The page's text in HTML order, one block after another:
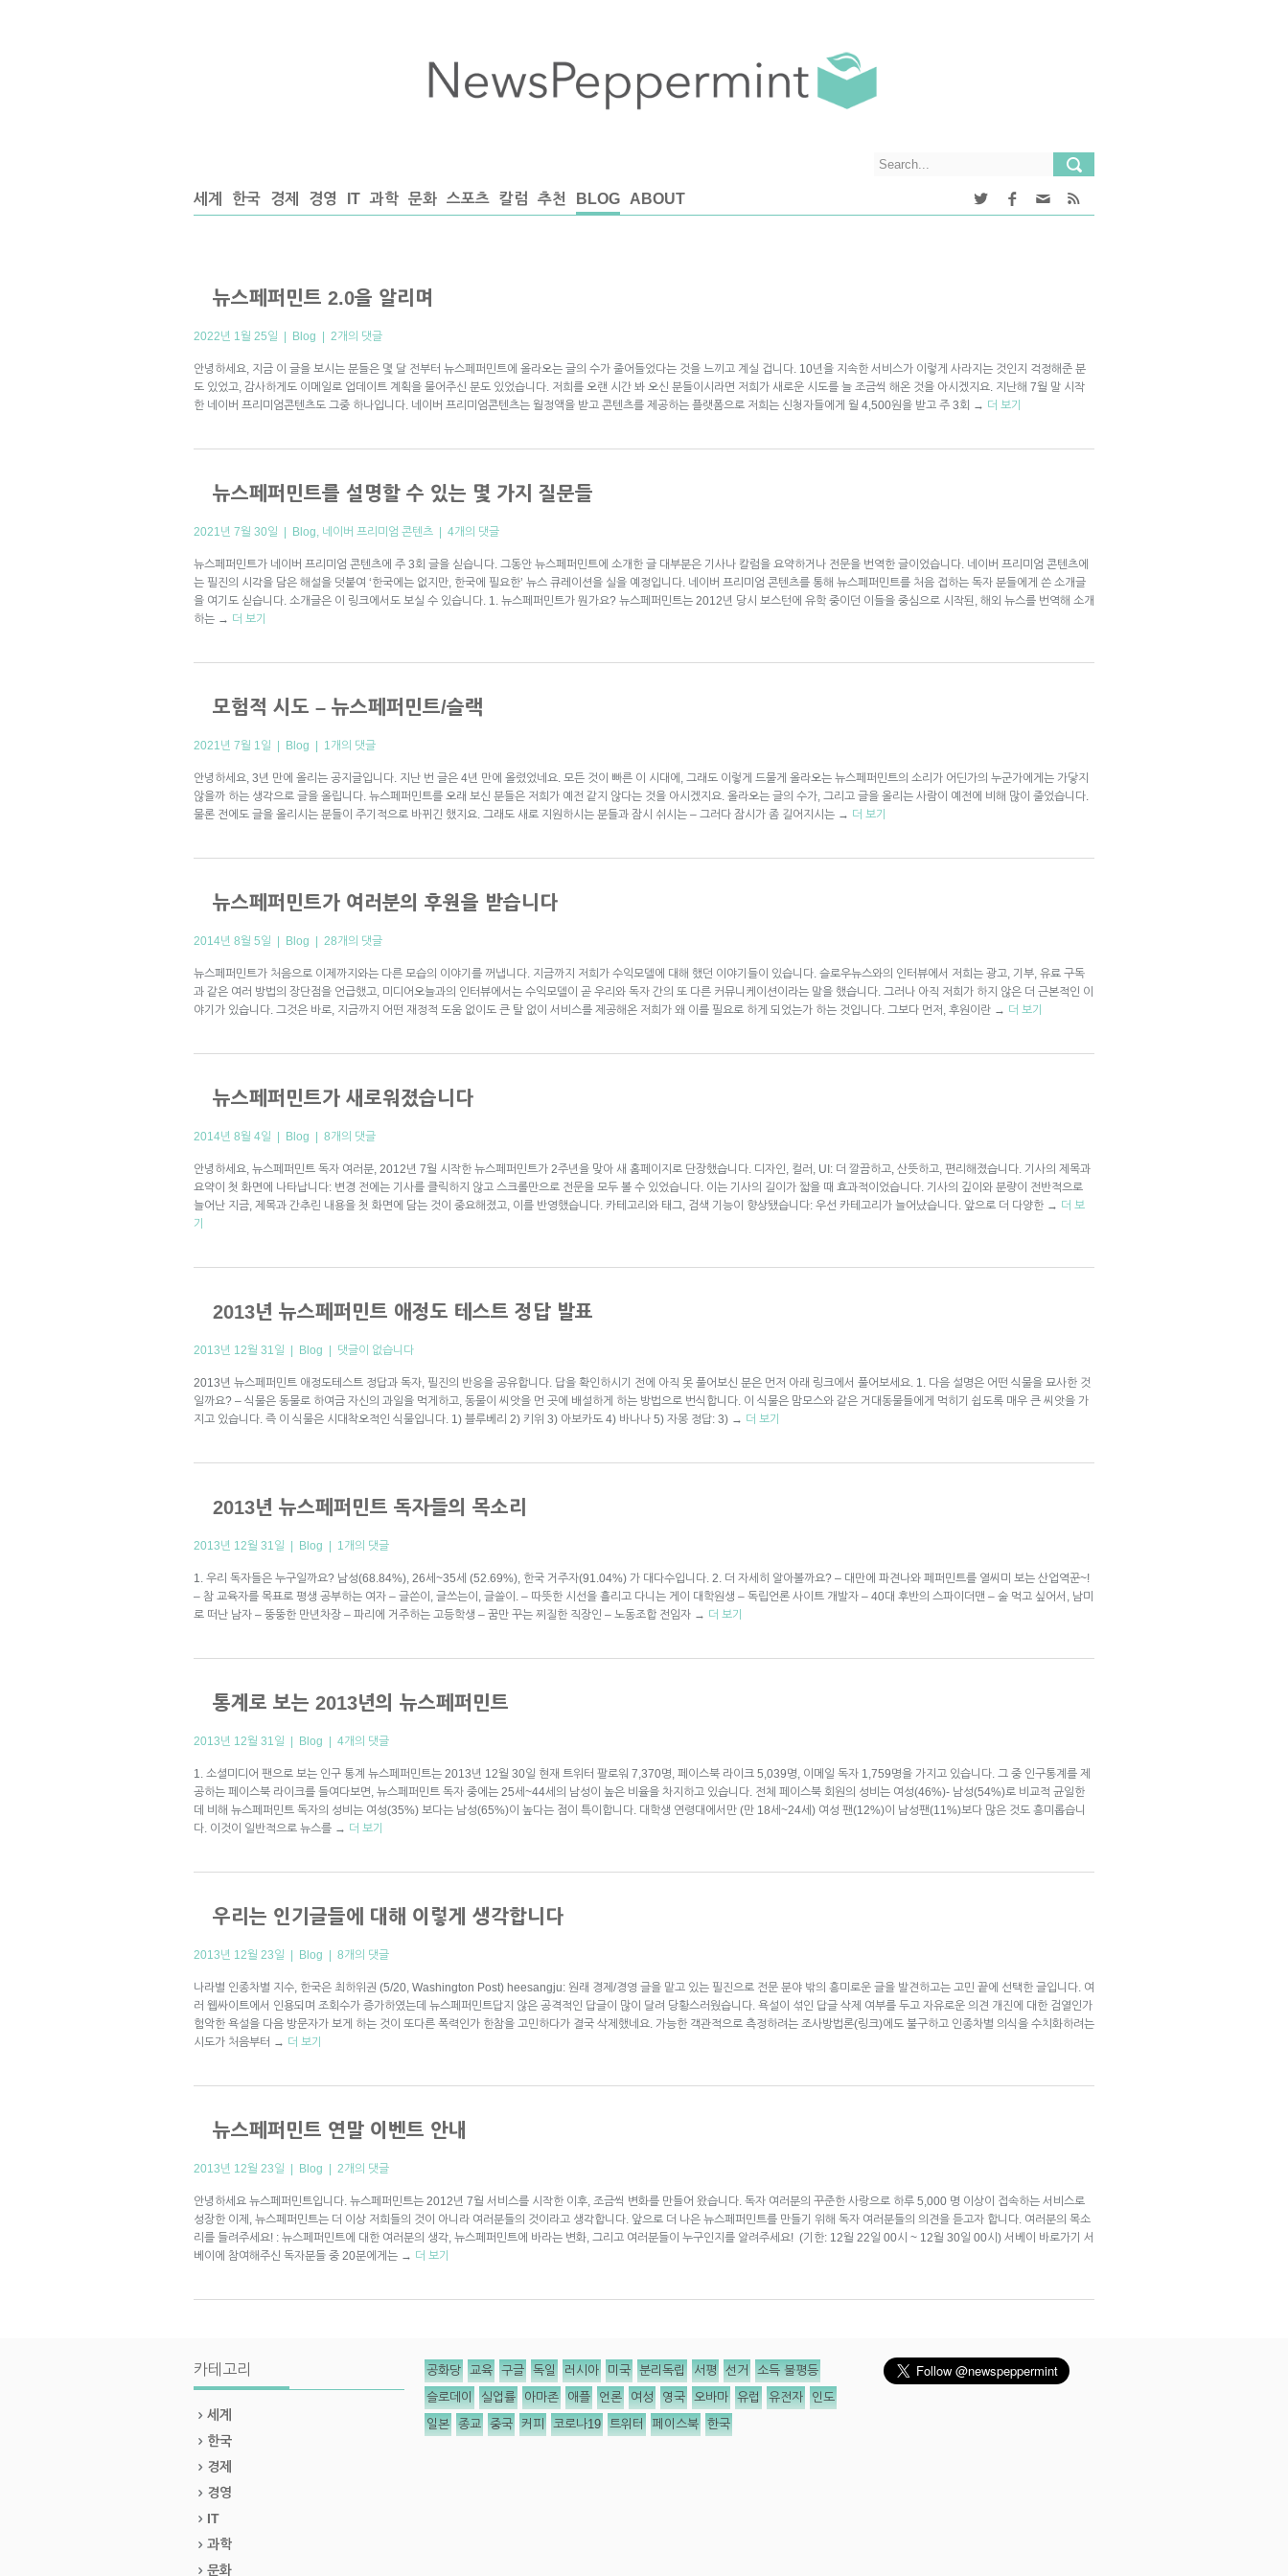
세계 한국 경제 경영 IT 과학 문화 스포츠 칼럼 추천 BLOG ABOUT
뉴스페퍼민트 2.0을 알리며
2022년 1월 25일 | Blog | 2개의 댓글
안녕하세요, 지금 이 글을 보시는 분들은 몇 달 전부터 뉴스페퍼민트에 올라오는 글의 수가 줄어들었다는 것을 느끼고 계실 겁니다. 10년을 지속한 서비스가 이렇게 사라지는 것인지 걱정해준 분
도 있었고, 감사하게도 이메일로 업데이트 계획을 물어주신 분도 있었습니다. 저희를 오랜 시간 봐 오신 분들이시라면 저희가 새로운 시도를 늘 조금씩 해온 것을 아시겠지요. 지난해 7월 말 시작
한 네이버 프리미엄콘텐츠도 그중 하나입니다. 네이버 프리미엄콘텐츠는 월정액을 받고 콘텐츠를 제공하는 플랫폼으로 저희는 신청자들에게 월 4,500원을 받고 주 3회 → 더 보기
뉴스페퍼민트를 설명할 수 있는 몇 가지 질문들
2021년 7월 30일 | Blog, 네이버 프리미엄 콘텐츠 | 4개의 댓글
뉴스페퍼민트가 네이버 프리미엄 콘텐츠에 주 3회 글을 싣습니다. 그동안 뉴스페퍼민트에 소개한 글 대부분은 기사나 칼럼을 요약하거나 전문을 번역한 글이었습니다. 네이버 프리미엄 콘텐츠에
는 필진의 시각을 담은 해설을 덧붙여 ‘한국에는 없지만, 한국에 필요한’ 뉴스 큐레이션을 실을 예정입니다. 네이버 프리미엄 콘텐츠를 통해 뉴스페퍼민트를 처음 접하는 독자 분들에게 쓴 소개글
을 여기도 싣습니다. 소개글은 이 링크에서도 보실 수 있습니다. 1. 뉴스페퍼민트가 뭔가요? 뉴스페퍼민트는 2012년 당시 보스턴에 유학 중이던 이들을 중심으로 시작된, 해외 뉴스를 번역해 소개
하는 → 더 보기
모험적 시도 – 뉴스페퍼민트/슬랙
2021년 7월 1일 | Blog | 1개의 댓글
안녕하세요, 3년 만에 올리는 공지글입니다. 지난 번 글은 4년 만에 올렸었네요. 모든 것이 빠른 이 시대에, 그래도 이렇게 드물게 올라오는 뉴스페퍼민트의 소리가 어딘가의 누군가에게는 가닿지
않을까 하는 생각으로 글을 올립니다. 뉴스페퍼민트를 오래 보신 분들은 저희가 예전 같지 않다는 것을 아시겠지요. 올라오는 글의 수가, 그리고 글을 올리는 사람이 예전에 비해 많이 줄었습니다.
물론 전에도 글을 올리시는 분들이 주기적으로 바뀌긴 했지요. 그래도 새로 지원하시는 분들과 잠시 쉬시는 – 그러다 잠시가 좀 길어지시는 → 더 보기
뉴스페퍼민트가 여러분의 후원을 받습니다
2014년 8월 5일 | Blog | 28개의 댓글
뉴스페퍼민트가 처음으로 이제까지와는 다른 모습의 이야기를 꺼냅니다. 지금까지 저희가 수익모델에 대해 했던 이야기들이 있습니다. 슬로우뉴스와의 인터뷰에서 저희는 광고, 기부, 유료 구독
과 같은 여러 방법의 장단점을 언급했고, 미디어오늘과의 인터뷰에서는 수익모델이 곧 우리와 독자 간의 또 다른 커뮤니케이션이라는 말을 했습니다. 그러나 아직 저희가 하지 않은 더 근본적인 이
야기가 있습니다. 그것은 바로, 지금까지 어떤 재정적 도움 없이도 큰 탈 없이 서비스를 제공해온 저희가 왜 이를 필요로 하게 되었는가 하는 것입니다. 그보다 먼저, 후원이란 → 더 보기
뉴스페퍼민트가 새로워졌습니다
2014년 8월 4일 | Blog | 8개의 댓글
안녕하세요, 뉴스페퍼민트 독자 여러분, 2012년 7월 시작한 뉴스페퍼민트가 2주년을 맞아 새 홈페이지로 단장했습니다. 디자인, 컬러, UI: 더 깔끔하고, 산뜻하고, 편리해졌습니다. 기사의 제목과
요약이 첫 화면에 나타납니다: 변경 전에는 기사를 클릭하지 않고 스크롤만으로 전문을 모두 볼 수 있었습니다. 이는 기사의 길이가 짧을 때 효과적이었습니다. 기사의 깊이와 분량이 전반적으로
늘어난 지금, 제목과 간추린 내용을 첫 화면에 담는 것이 중요해졌고, 이를 반영했습니다. 카테고리와 태그, 검색 기능이 향상됐습니다: 우선 카테고리가 늘어났습니다. 앞으로 더 다양한 → 더 보
기
2013년 뉴스페퍼민트 애정도 테스트 정답 발표
2013년 12월 31일 | Blog | 댓글이 없습니다
2013년 뉴스페퍼민트 애정도테스트 정답과 독자, 필진의 반응을 공유합니다. 답을 확인하시기 전에 아직 못 풀어보신 분은 먼저 아래 링크에서 풀어보세요. 1. 다음 설명은 어떤 식물을 묘사한 것
일까요? – 식물은 동물로 하여금 자신의 과일을 먹게하고, 동물이 씨앗을 먼 곳에 배설하게 하는 방법으로 번식합니다. 이 식물은 맘모스와 같은 거대동물들에게 먹히기 쉽도록 매우 큰 씨앗을 가
지고 있습니다. 즉 이 식물은 시대착오적인 식물입니다. 1) 블루베리 2) 키위 3) 아보카도 4) 바나나 5) 자몽 정답: 3) → 더 보기
2013년 뉴스페퍼민트 독자들의 목소리
2013년 12월 31일 | Blog | 1개의 댓글
1. 우리 독자들은 누구일까요? 남성(68.84%), 26세~35세 (52.69%), 한국 거주자(91.04%) 가 대다수입니다. 2. 더 자세히 알아볼까요? – 대만에 파견나와 페퍼민트를 열씨미 보는 산업역꾼~!
– 참 교육자를 목표로 평생 공부하는 여자 – 글쓴이, 글쓰는이, 글쓸이. – 따뜻한 시선을 흘리고 다니는 게이 대학원생 – 독립언론 사이트 개발자 – 40대 후반의 스파이더맨 – 술 먹고 싶어서, 남미
로 떠난 남자 – 뚱뚱한 만년차장 – 파리에 거주하는 고등학생 – 꿈만 꾸는 찌질한 직장인 – 노동조합 전임자 → 더 보기
통계로 보는 2013년의 뉴스페퍼민트
2013년 12월 31일 | Blog | 4개의 댓글
1. 소셜미디어 팬으로 보는 인구 통계 뉴스페퍼민트는 2013년 12월 30일 현재 트위터 팔로워 7,370명, 페이스북 라이크 5,039명, 이메일 독자 1,759명을 가지고 있습니다. 그 중 인구통계를 제
공하는 페이스북 라이크를 들여다보면, 뉴스페퍼민트 독자 중에는 25세~44세의 남성이 높은 비율을 차지하고 있습니다. 전체 페이스북 회원의 성비는 여성(46%)- 남성(54%)로 비교적 균일한
데 비해 뉴스페퍼민트 독자의 성비는 여성(35%) 보다는 남성(65%)이 높다는 점이 특이합니다. 대학생 연령대에서만 (만 18세~24세) 여성 팬(12%)이 남성팬(11%)보다 많은 것도 흥미롭습니
다. 이것이 일반적으로 뉴스를 → 더 보기
우리는 인기글들에 대해 이렇게 생각합니다
2013년 12월 23일 | Blog | 8개의 댓글
나라별 인종차별 지수, 한국은 최하위권 (5/20, Washington Post) heesangju: 원래 경제/경영 글을 맡고 있는 필진으로 전문 분야 밖의 흥미로운 글을 발견하고는 고민 끝에 선택한 글입니다. 여
러 웹싸이트에서 인용되며 조회수가 증가하였는데 뉴스페퍼민트답지 않은 공격적인 답글이 많이 달려 당황스러웠습니다. 욕설이 섞인 답글 삭제 여부를 두고 자유로운 의견 개진에 대한 검열인가
험악한 욕설을 다음 방문자가 보게 하는 것이 또다른 폭력인가 한참을 고민하다가 결국 삭제했네요. 가능한 객관적으로 측정하려는 조사방법론(링크)에도 불구하고 인종차별 의식을 수치화하려는
시도가 처음부터 → 더 보기
뉴스페퍼민트 연말 이벤트 안내
2013년 12월 23일 | Blog | 2개의 댓글
안녕하세요 뉴스페퍼민트입니다. 뉴스페퍼민트는 2012년 7월 서비스를 시작한 이후, 조금씩 변화를 만들어 왔습니다. 독자 여러분의 꾸준한 사랑으로 하루 5,000 명 이상이 접속하는 서비스로
성장한 이제, 뉴스페퍼민트는 더 이상 저희들의 것이 아니라 여러분들의 것이라고 생각합니다. 앞으로 더 나은 뉴스페퍼민트를 만들기 위해 독자 여러분들의 의견을 듣고자 합니다. 여러분의 목소
리를 들려주세요! : 뉴스페퍼민트에 대한 여러분의 생각, 뉴스페퍼민트에 바라는 변화, 그리고 여러분들이 누구인지를 알려주세요! (기한: 12월 22일 00시 ~ 12월 30일 00시) 서베이 바로가기 서
베이에 참여해주신 독자분들 중 20분에게는 → 더 보기
카테고리
세계
한국
경제
경영
IT
과학
문화
공화당 교육 구글 독일 러시아 미국 분리독립 서평 선거 소득 불평등
슬로데이 실업률 아마존 애플 언론 여성 영국 오바마 유럽 유전자 인도
일본 종교 중국 커피 코로나19 트위터 페이스북 한국